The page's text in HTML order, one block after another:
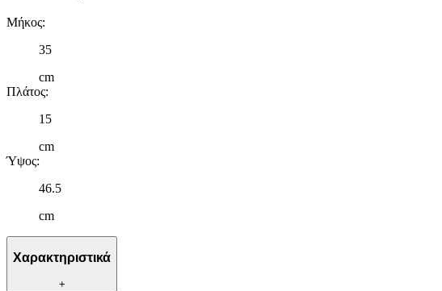
Μήκος:
35
cm
Πλάτος:
15
cm
Ύψος:
46.5
cm
Χαρακτηριστικά
+